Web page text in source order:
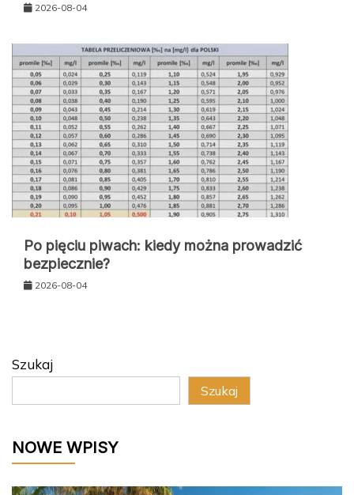
2026-08-04
Po pięciu piwach: kiedy można prowadzić
bezpiecznie?
2026-08-04
Szukaj
Szukaj
NOWE WPISY